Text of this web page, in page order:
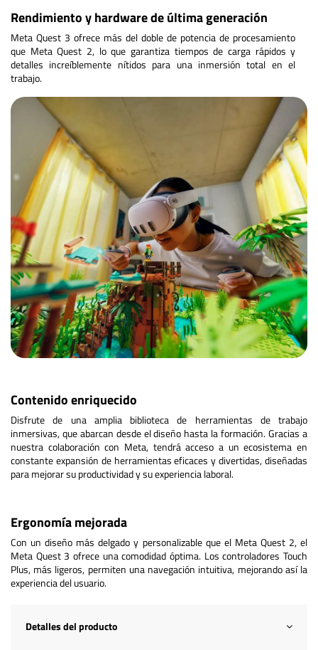
Rendimiento y hardware de última generación
Meta Quest 3 ofrece más del doble de potencia de procesamiento
que Meta Quest 2, lo que garantiza tiempos de carga rápidos y
detalles increíblemente nítidos para una inmersión total en el
trabajo.
Contenido enriquecido
Disfrute de una amplia biblioteca de herramientas de trabajo
inmersivas, que abarcan desde el diseño hasta la formación. Gracias a
nuestra colaboración con Meta, tendrá acceso a un ecosistema en
constante expansión de herramientas eficaces y divertidas, diseñadas
para mejorar su productividad y su experiencia laboral.
Ergonomía mejorada
Con un diseño más delgado y personalizable que el Meta Quest 2, el
Meta Quest 3 ofrece una comodidad óptima. Los controladores Touch
Plus, más ligeros, permiten una navegación intuitiva, mejorando así la
experiencia del usuario.
Detalles del producto